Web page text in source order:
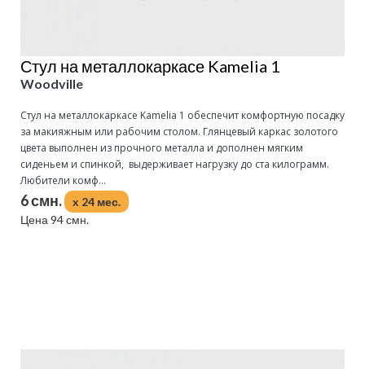
Стул на металлокаркасе Kamelia 1
Woodville
Стул на металлокаркасе Kamelia 1 обеспечит комфортную посадку
за макияжным или рабочим столом. Глянцевый каркас золотого
цвета выполнен из прочного металла и дополнен мягким
сиденьем и спинкой, выдерживает нагрузку до ста килограмм.
Любители комф...
6 смн.
x 24 мес.
Цена 94 смн.